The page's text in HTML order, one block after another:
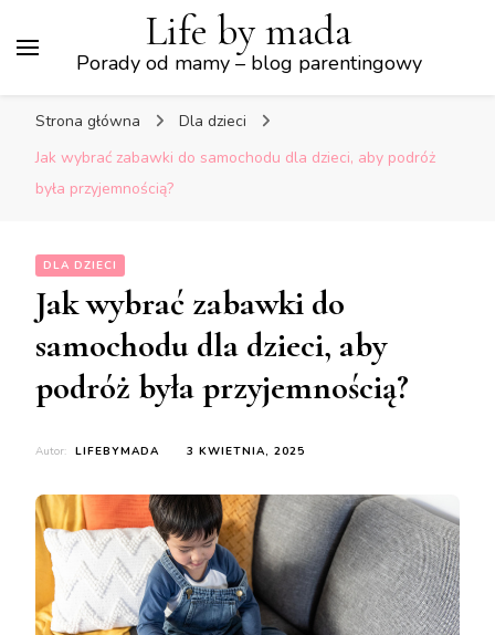
Life by mada
Porady od mamy – blog parentingowy
Strona główna
Dla dzieci
Jak wybrać zabawki do samochodu dla dzieci, aby podróż
była przyjemnością?
DLA DZIECI
Jak wybrać zabawki do
samochodu dla dzieci, aby
podróż była przyjemnością?
Autor: LIFEBYMADA 3 KWIETNIA, 2025